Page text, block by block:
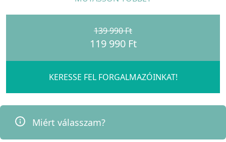
praktikumot szeretné ötvözni az olasz eleganciával!
139 990 Ft
119 990 Ft
KERESSE FEL FORGALMAZÓINKAT!
Miért válasszam?